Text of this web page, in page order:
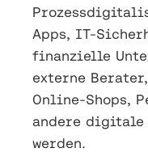
Apps, IT-
finanzielle
externe
Online-Shops,
andere
werden.